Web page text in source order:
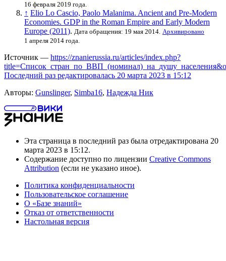
16 февраля 2019 года.
↑ Elio Lo Cascio, Paolo Malanima. Ancient and Pre-Modern
Economies. GDP in the Roman Empire and Early Modern
Europe (2011). Дата обращения: 19 мая 2014. Архивировано
1 апреля 2014 года.
Источник — https://znanierussia.ru/articles/index.php?
Последний раз редактировалась 20 марта 2023 в 15:12
Авторы: Gunslinger, Simba16, Надежда Ник
Эта страница в последний раз была отредактирована 20
марта 2023 в 15:12.
Содержание доступно по лицензии Creative Commons
Attribution (если не указано иное).
Политика конфиденциальности
Пользовательское соглашение
О «Базе знаний»
Отказ от ответственности
Настольная версия